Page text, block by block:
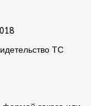
ТС